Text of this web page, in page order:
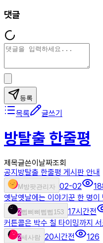
댓글
등록
목록 글쓰기
방탈출 한줄평
제목글쓴이 날짜조회
공지 방탈출 한줄평 게시판 안내
M 방팟관리자 02-02
옛날옛날에는 이야기꾼 한 명
2삡삐삐삡삡153 17시간전
커튼콜은 박수 칠 타이밍까지
2세사람 20시간전
126